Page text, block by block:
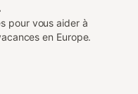
pour vous aider à
en Europe.